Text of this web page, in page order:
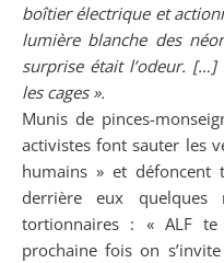
boîtier électrique et
lumière blanche des
surprise était l’odeur. […]
les cages ».
Munis de pinces-
activistes font sauter les
humains » et défoncent
derrière eux
tortionnaires : « ALF te
prochaine fois on